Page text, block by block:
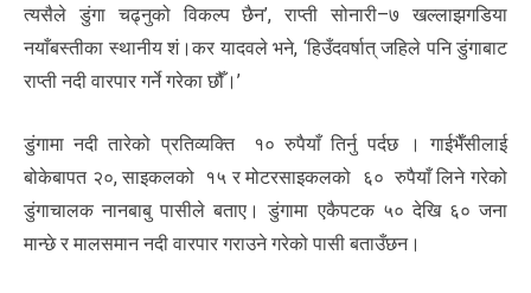
त्यसैले डुंगा चढ्नुको विकल्प छैन’, राप्ती सोनारी–७ खल्लाझगडिया
नयाँबस्तीका स्थानीय शं।कर यादवले भने, ‘हिउँदवर्षात् जहिले पनि डुंगाबाट
राप्ती नदी वारपार गर्ने गरेका छौँ।’
डुंगामा नदी तारेको प्रतिव्यक्ति १० रुपैयाँ तिर्नु पर्दछ । गाईभैँसीलाई
बोकेबापत २०, साइकलको १५ र मोटरसाइकलको ६० रुपैयाँ लिने गरेको
डुंगाचालक नानबाबु पासीले बताए। डुंगामा एकैपटक ५० देखि ६० जना
मान्छे र मालसमान नदी वारपार गराउने गरेको पासी बताउँछन।